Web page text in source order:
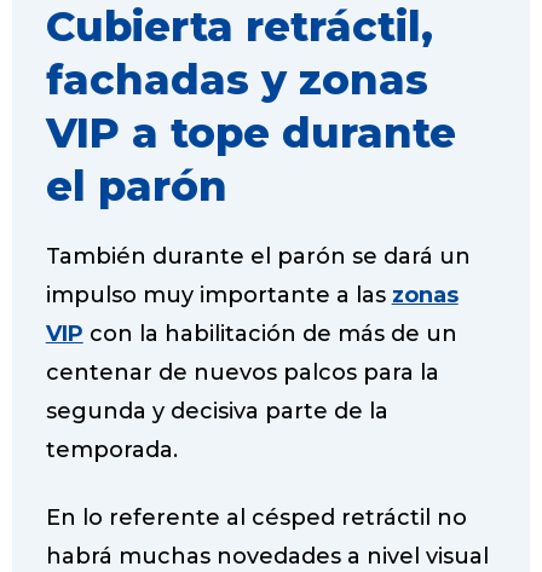
Cubierta retráctil,
fachadas y zonas
VIP a tope durante
el parón
También durante el parón se dará un
impulso muy importante a las zonas
VIP con la habilitación de más de un
centenar de nuevos palcos para la
segunda y decisiva parte de la
temporada.
En lo referente al césped retráctil no
habrá muchas novedades a nivel visual